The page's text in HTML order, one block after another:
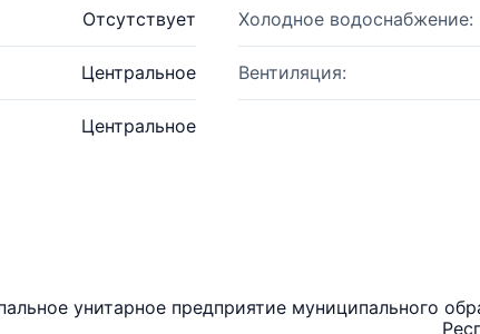
Отсутствует Холодное водоснабжение:
Центральное Вентиляция:
Центральное
унитарное предприятие муниципального